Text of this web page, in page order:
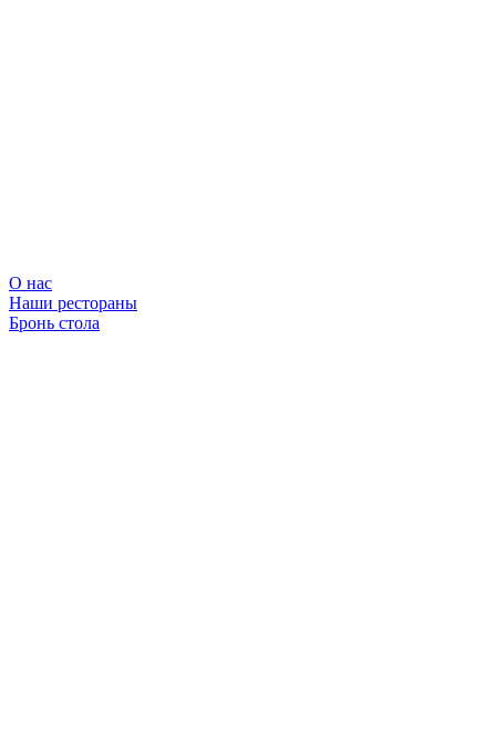
О нас
Наши рестораны
Бронь стола